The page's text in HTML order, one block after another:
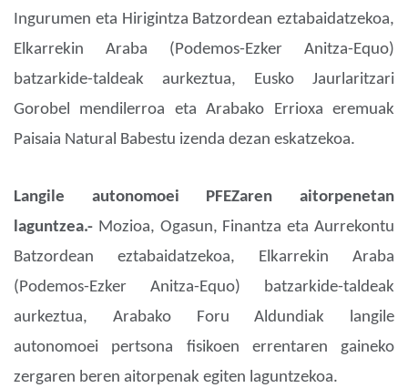
Ingurumen eta Hirigintza Batzordean eztabaidatzekoa,
Elkarrekin Araba (Podemos-Ezker Anitza-Equo)
batzarkide-taldeak aurkeztua, Eusko Jaurlaritzari
Gorobel mendilerroa eta Arabako Errioxa eremuak
Paisaia Natural Babestu izenda dezan eskatzekoa.
Langile autonomoei PFEZaren aitorpenetan
laguntzea.- Mozioa, Ogasun, Finantza eta Aurrekontu
Batzordean eztabaidatzekoa, Elkarrekin Araba
(Podemos-Ezker Anitza-Equo) batzarkide-taldeak
aurkeztua, Arabako Foru Aldundiak langile
autonomoei pertsona fisikoen errentaren gaineko
zergaren beren aitorpenak egiten laguntzekoa.